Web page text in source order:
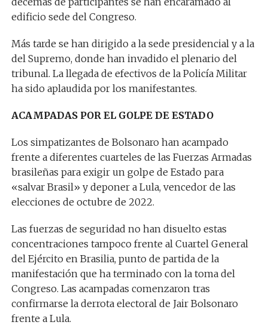
edificio sede del Congreso.
Más tarde se han dirigido a la sede presidencial y a la
del Supremo, donde han invadido el plenario del
tribunal. La llegada de efectivos de la Policía Militar
ha sido aplaudida por los manifestantes.
ACAMPADAS POR EL GOLPE DE ESTADO
Los simpatizantes de Bolsonaro han acampado
frente a diferentes cuarteles de las Fuerzas Armadas
brasileñas para exigir un golpe de Estado para
«salvar Brasil» y deponer a Lula, vencedor de las
elecciones de octubre de 2022.
Las fuerzas de seguridad no han disuelto estas
concentraciones tampoco frente al Cuartel General
del Ejército en Brasilia, punto de partida de la
manifestación que ha terminado con la toma del
Congreso. Las acampadas comenzaron tras
confirmarse la derrota electoral de Jair Bolsonaro
frente a Lula.